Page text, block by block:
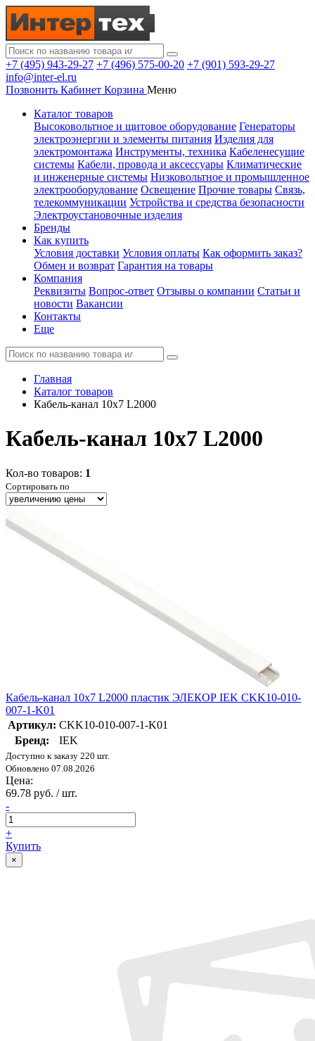
+7 (495) 943-29-27 +7 (496) 575-00-20 +7 (901) 593-29-27
info@inter-el.ru
Позвонить Кабинет Корзина Меню
Каталог товаров
Высоковольтное и щитовое оборудование Генераторы
электроэнергии и элементы питания Изделия для
электромонтажа Инструменты, техника Кабеленесущие
системы Кабели, провода и аксессуары Климатические
и инженерные системы Низковольтное и промышленное
электрооборудование Освещение Прочие товары Связь,
телекоммуникации Устройства и средства безопасности
Электроустановочные изделия
Бренды
Как купить
Условия доставки Условия оплаты Как оформить заказ?
Обмен и возврат Гарантия на товары
Компания
Реквизиты Вопрос-ответ Отзывы о компании Статьи и
новости Вакансии
Контакты
Еще
Главная
Каталог товаров
Кабель-канал 10х7 L2000
Кабель-канал 10х7 L2000
Кол-во товаров: 1
Сортировать по
Кабель-канал 10х7 L2000 пластик ЭЛЕКОР IEK CKK10-010-
007-1-K01
Артикул: CKK10-010-007-1-K01
Бренд:
IEK
Доступно к заказу 220 шт.
Обновлено 07.08.2026
Цена:
69.78 руб. / шт.
-
+
Купить
×